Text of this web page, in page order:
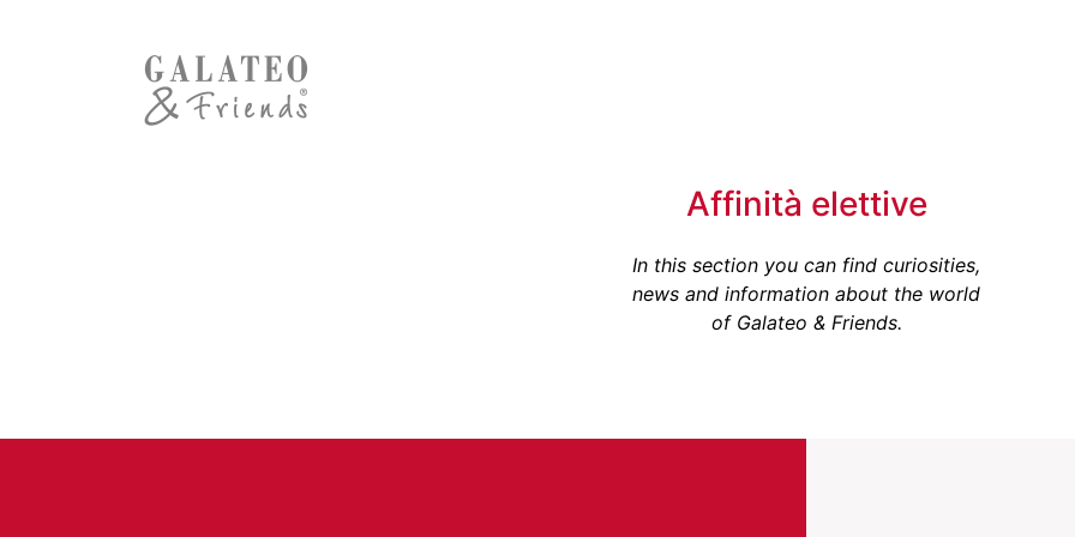
Affinità elettive
In this section you can find curiosities,
news and information about the world
of Galateo & Friends.